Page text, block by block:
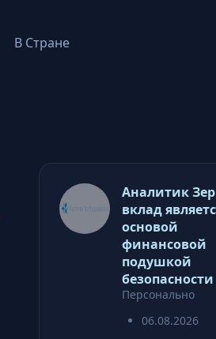
В Стране
Аналитик
вклад
основой
финансовой
подушкой
безопасности
Персонально
06.08.2026